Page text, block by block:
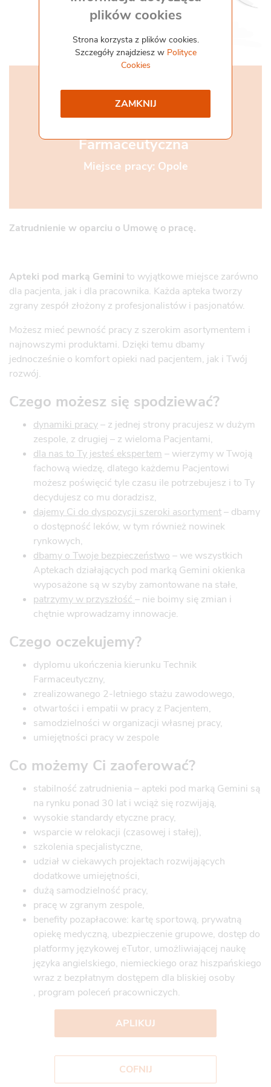
Współpraca i kontakt
Pliki do pobrania
Gemini Praca
Technik
Farmaceutyczna ​
Miejsce pracy: Opole
Zatrudnienie w oparciu o Umowę o pracę.
Apteki pod marką Gemini to wyjątkowe miejsce zarówno
dla pacjenta, jak i dla pracownika. Każda apteka tworzy
zgrany zespół złożony z profesjonalistów i pasjonatów.
Możesz mieć pewność pracy z szerokim asortymentem i
najnowszymi produktami. Dzięki temu dbamy
jednocześnie o komfort opieki nad pacjentem, jak i Twój
rozwój.
Czego możesz się spodziewać?
dynamiki pracy– z jednej strony pracujesz w dużym
zespole, z drugiej – z wieloma Pacjentami,
dla nas to Ty jesteś ekspertem – wierzymy w Twoją
fachową wiedzę, dlatego każdemu Pacjentowi
możesz poświęcić tyle czasu ile potrzebujesz i to Ty
decydujesz co mu doradzisz,
dajemy Ci do dyspozycji szeroki asortyment– dbamy
o dostępność leków, w tym również nowinek
rynkowych,
dbamy o Twoje bezpieczeństwo – we wszystkich
Aptekach działających pod marką Gemini okienka
wyposażone są w szyby zamontowane na stałe,
patrzymy w przyszłość – nie boimy się zmian i
chętnie wprowadzamy innowacje.
Czego oczekujemy?
dyplomu ukończenia kierunku Technik
Farmaceutyczny,
zrealizowanego 2-letniego stażu zawodowego,
otwartości i empatii w pracy z Pacjentem,
samodzielności w organizacji własnej pracy,
umiejętności pracy w zespole
Co możemy Ci zaoferować?
stabilność zatrudnienia – apteki pod marką Gemini są
na rynku ponad 30 lat i wciąż się rozwijają,
wysokie standardy etyczne pracy,
wsparcie w relokacji (czasowej i stałej),
szkolenia specjalistyczne,
udział w ciekawych projektach rozwijających
dodatkowe umiejętności,
dużą samodzielność pracy,
pracę w zgranym zespole,
benefity pozapłacowe: kartę sportową, prywatną
opiekę medyczną, ubezpieczenie grupowe, dostęp do
platformy językowej eTutor, umożliwiającej naukę
języka angielskiego, niemieckiego oraz hiszpańskiego
wraz z bezpłatnym dostępem dla bliskiej osoby​
, program poleceń pracowniczych.
APLIKUJ
COFNIJ
plików cookies
Strona korzysta z plików cookies.
Szczegóły znajdziesz w Polityce
Cookies
ZAMKNIJ